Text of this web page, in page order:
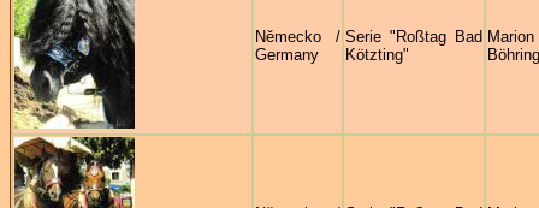
Německo /
Germany
Serie "Roßtag Bad
Kötzting"
Marion